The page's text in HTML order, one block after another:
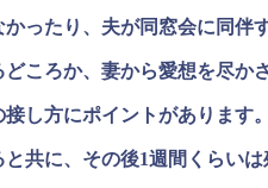
ったり、夫が同窓会に同伴
ころか、妻から愛想を尽か
し方にポイントがあります。
共に、その後1週間くらい